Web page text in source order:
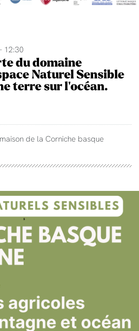
12:30
du domaine
Naturel Sensible
terre sur l'océan.
de la Corniche basque